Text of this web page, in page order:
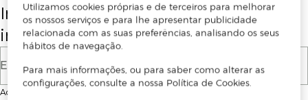
Insira o seu email para se registar ou
iniciar sessão.
E-mail
Ao continuar, aceitas as
Utilizamos cookies próprias e de terceiros para melhorar
os nossos serviços e para lhe apresentar publicidade
relacionada com as suas preferências, analisando os seus
hábitos de navegação.
Para mais informações, ou para saber como alterar as
configurações, consulte a nossa Política de Cookies.